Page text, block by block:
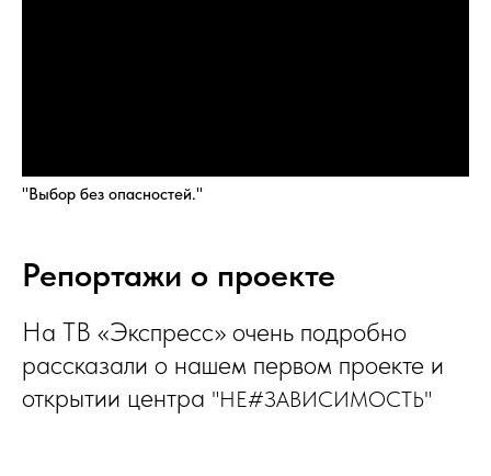
"Выбор без опасностей."
Репортажи о проекте
На ТВ «Экспресс» очень подробно
рассказали о нашем первом проекте и
открытии центра "НЕ#ЗАВИСИМОСТЬ"